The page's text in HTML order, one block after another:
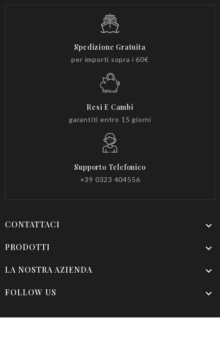
Spedizione Gratuita
per importi sopra i 60€
Resi E Cambi
garantiti entro 15 giorni
Supporto Telefonico
+39 0323 404556
CONTATTACI 
PRODOTTI 
LA NOSTRA AZIENDA 
FOLLOW US 